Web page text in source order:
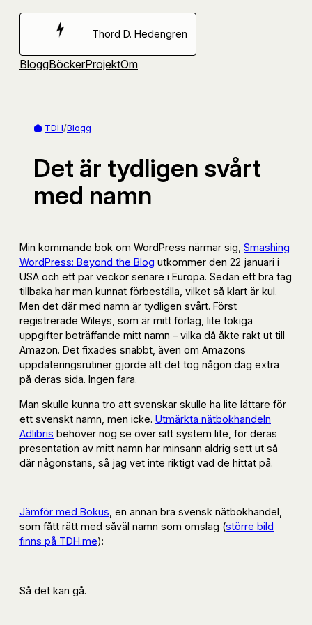
Hoppa
Thord D. Hedengren
BloggBöckerProjektOm
TDH/Blogg
Det är tydligen svårt
med namn
Min kommande bok om WordPress närmar sig, Smashing
WordPress: Beyond the Blog utkommer den 22 januari i
USA och ett par veckor senare i Europa. Sedan ett bra tag
tillbaka har man kunnat förbeställa, vilket så klart är kul.
Men det där med namn är tydligen svårt. Först
registrerade Wileys, som är mitt förlag, lite tokiga
uppgifter beträffande mitt namn – vilka då åkte rakt ut till
Amazon. Det fixades snabbt, även om Amazons
uppdateringsrutiner gjorde att det tog någon dag extra
på deras sida. Ingen fara.
Man skulle kunna tro att svenskar skulle ha lite lättare för
ett svenskt namn, men icke. Utmärkta nätbokhandeln
Adlibris behöver nog se över sitt system lite, för deras
presentation av mitt namn har minsann aldrig sett ut så
där någonstans, så jag vet inte riktigt vad de hittat på.
Jämför med Bokus, en annan bra svensk nätbokhandel,
som fått rätt med såväl namn som omslag (större bild
finns på TDH.me):
Så det kan gå.